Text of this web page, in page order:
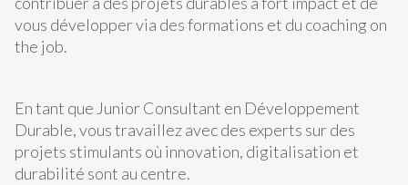
vous développer via des formations et du coaching on
the job.
En tant que Junior Consultant en Développement
Durable, vous travaillez avec des experts sur des
projets stimulants où innovation, digitalisation et
durabilité sont au centre.